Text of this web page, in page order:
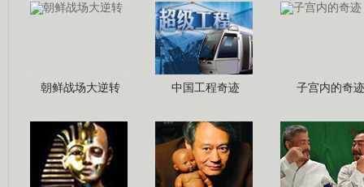
朝鲜战场大逆转 中国工程奇迹 子宫内的奇迹